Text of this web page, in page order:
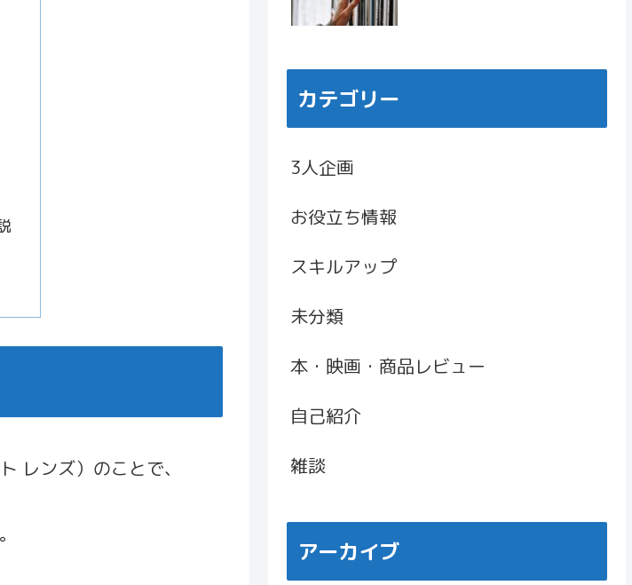
レンズ）のことで、
カテゴリー
3人企画
お役立ち情報
スキルアップ
未分類
本・映画・商品レビュー
自己紹介
雑談
アーカイブ